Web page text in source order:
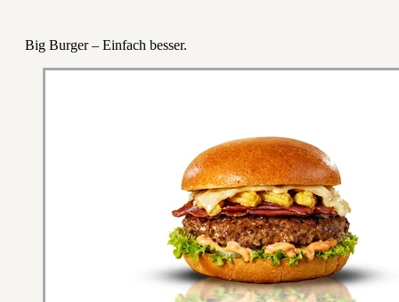
Big Burger – Einfach besser.